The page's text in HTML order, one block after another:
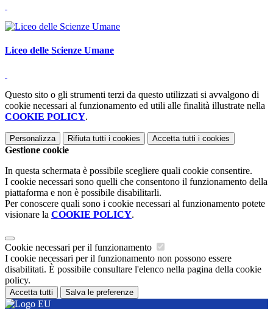
Liceo delle Scienze Umane
Questo sito o gli strumenti terzi da questo utilizzati si avvalgono di
cookie necessari al funzionamento ed utili alle finalità illustrate nella
COOKIE POLICY.
Personalizza Rifiuta tutti i cookies Accetta tutti i cookies
Gestione cookie
In questa schermata è possibile scegliere quali cookie consentire.
I cookie necessari sono quelli che consentono il funzionamento della
piattaforma e non è possibile disabilitarli.
Per conoscere quali sono i cookie necessari al funzionamento potete
visionare la COOKIE POLICY.
Cookie necessari per il funzionamento
I cookie necessari per il funzionamento non possono essere
disabilitati. È possibile consultare l'elenco nella pagina della cookie
policy.
Accetta tutti Salva le preferenze